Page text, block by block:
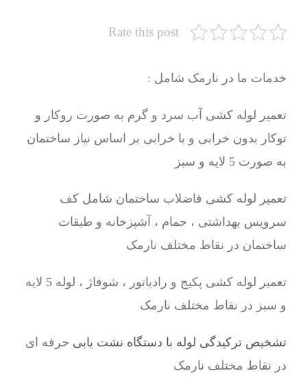
Rate this post
خدمات ما در نارمک شامل :
تعمیر لوله کشی آب سرد و گرم به صورت روکار و
توکار بدون خرابی و با خرابی بر اساس نیاز ساختمان
به صورت 5 لایه و سبز
تعمیر لوله کشی فاضلاب ساختمان شامل کف
سرویس بهداشتی ، حمام ، آشپزخانه و طبقات
ساختمان در نقاط مختلف نارمک
تعمیر لوله کشی پکیج و رادیاتور ، شوفاژ ، لوله 5 لایه
و سبز در نقاط مختلف نارمک
تشخیص ترکیدگی لوله با دستگاه نشت یابی حرفه ای
در نقاط مختلف نارمک